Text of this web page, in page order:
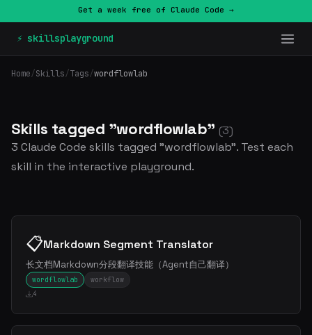
Get a week free of Claude Code →
⚡ skillsplayground
Home/Skills/Tags/wordflowlab
Skills tagged "wordflowlab" (3)
3 Claude Code skills tagged "wordflowlab". Test each
skill in the interactive playground.
📋Markdown Segment Translator
长文档Markdown分段翻译技能（Agent自己翻译）
wordflowlab
workflow
4